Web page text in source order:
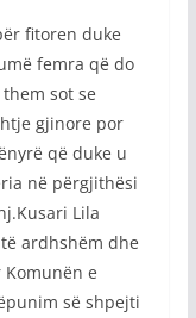
fitoren duke
femra që do
sot se
gjinore por
që duke u
në përgjithësi
Lila
ardhshëm dhe
e
së shpejti